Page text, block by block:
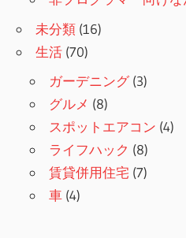
未分類 (16)
生活 (70)
ガーデニング(3)
グルメ (8)
スポットエアコン (4)
ライフハック (8)
賃貸併用住宅 (7)
車 (4)